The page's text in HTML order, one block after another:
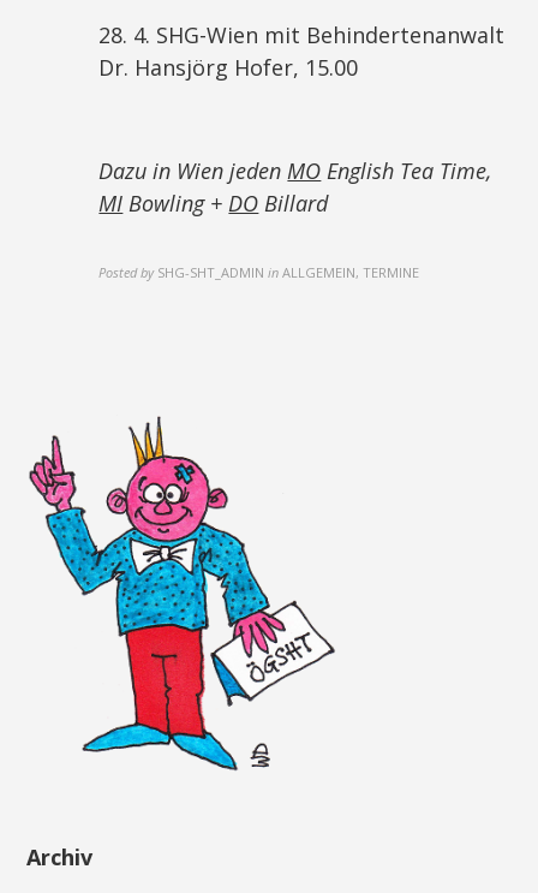
28. 4. SHG-Wien mit Behindertenanwalt
Dr. Hansjörg Hofer, 15.00
Dazu in Wien jedenMO English Tea Time,
MI Bowling +DO Billard
Posted by SHG-SHT_ADMIN in ALLGEMEIN, TERMINE
Archiv